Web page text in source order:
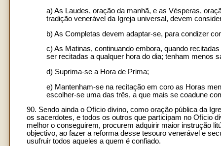
a) As Laudes, oração da manhã, e as Vésperas,
tradição venerável da Igreja universal, devem
b) As Completas devem adaptar-se, para condizer
c) As Matinas, continuando embora, quando
ser recitadas a qualquer hora do dia; tenham menos
d) Suprima-se a Hora de Prima;
e) Mantenham-se na recitação em coro as Horas
escolher-se uma das três, a que mais se coadune
90. Sendo ainda o Ofício divino, como oração pública da
os sacerdotes, e todos os outros que participam no Ofício
melhor o conseguirem, procurem adquirir maior instrução
objectivo, ao fazer a reforma desse tesouro venerável e
usufruir todos aqueles a quem é confiado.